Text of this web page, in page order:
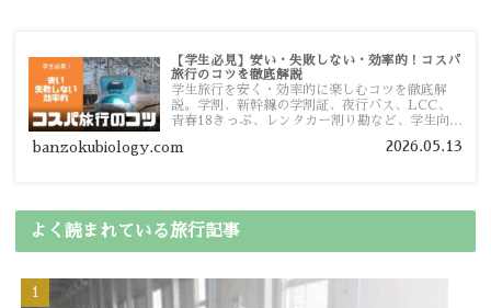
【学生必見】安い・失敗しない・効率的！コスパ
旅行のコツを徹底解説
学生旅行を安く・効率的に楽しむコツを徹底解
説。学割、新幹線の学割証、夜行バス、LCC、
青春18きっぷ、レンタカー割り勘など、学生向け
banzokubiology.com 2026.05.13
よく読まれている旅行記事